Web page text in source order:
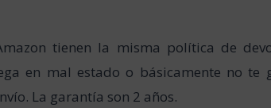
tienen la misma política de
en mal estado o básicamente no te
La garantía son 2 años.